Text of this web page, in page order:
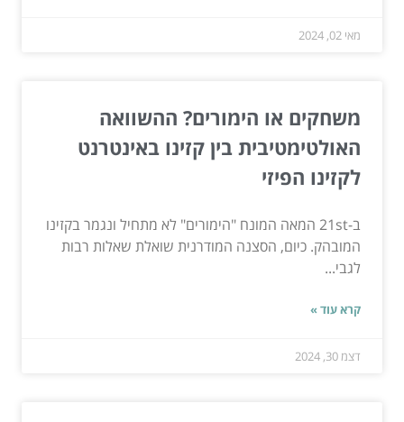
מאי 02, 2024
משחקים או הימורים? ההשוואה
האולטימטיבית בין קזינו באינטרנט
לקזינו הפיזי
ב-21st המאה המונח "הימורים" לא מתחיל ונגמר בקזינו
המובהק. כיום, הסצנה המודרנית שואלת שאלות רבות
לגבי...
קרא עוד »
דצמ 30, 2024